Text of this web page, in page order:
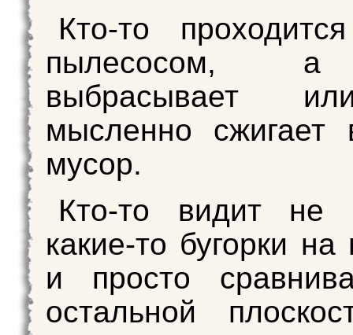
Кто-то
пылесосом,
выбрасывает
мысленно сжигает
мусор.
Кто-то видит не
какие-то бугорки на
и просто
остальной